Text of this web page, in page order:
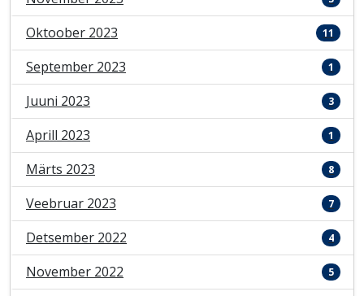
Oktoober 2023 11
September 2023 1
Juuni 2023 3
Aprill 2023 1
Märts 2023 8
Veebruar 2023 7
Detsember 2022 4
November 2022 5